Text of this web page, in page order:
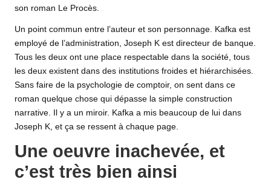
son roman Le Procès.
Un point commun entre l’auteur et son personnage. Kafka est
employé de l’administration, Joseph K est directeur de banque.
Tous les deux ont une place respectable dans la société, tous
les deux existent dans des institutions froides et hiérarchisées.
Sans faire de la psychologie de comptoir, on sent dans ce
roman quelque chose qui dépasse la simple construction
narrative. Il y a un miroir. Kafka a mis beaucoup de lui dans
Joseph K, et ça se ressent à chaque page.
Une oeuvre inachevée, et
c’est très bien ainsi